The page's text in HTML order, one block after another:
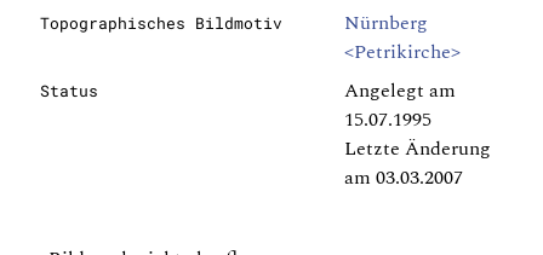
Topographisches Bildmotiv
Nürnberg
<Petrikirche>
Status
Angelegt am
15.07.1995
Letzte Änderung
am 03.03.2007